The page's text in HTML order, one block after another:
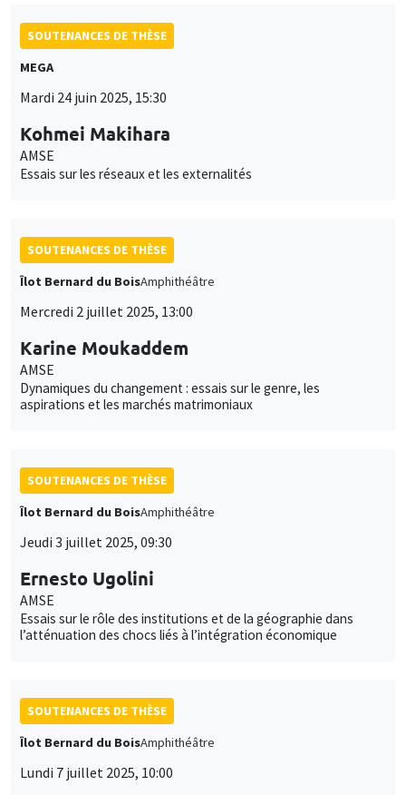
SOUTENANCES DE THÈSE
MEGA
Mardi 24 juin 2025, 15:30
Kohmei Makihara
AMSE
Essais sur les réseaux et les externalités
SOUTENANCES DE THÈSE
Îlot Bernard du BoisAmphithéâtre
Mercredi 2 juillet 2025, 13:00
Karine Moukaddem
AMSE
Dynamiques du changement : essais sur le genre, les
aspirations et les marchés matrimoniaux
SOUTENANCES DE THÈSE
Îlot Bernard du BoisAmphithéâtre
Jeudi 3 juillet 2025, 09:30
Ernesto Ugolini
AMSE
Essais sur le rôle des institutions et de la géographie dans
l’atténuation des chocs liés à l’intégration économique
SOUTENANCES DE THÈSE
Îlot Bernard du BoisAmphithéâtre
Lundi 7 juillet 2025, 10:00